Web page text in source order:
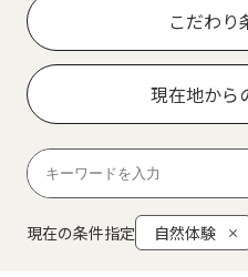
こだわり
現在地から
現在の条件指定 自然体験